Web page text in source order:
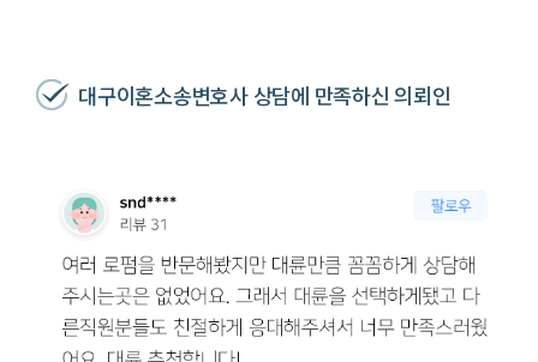
대구이혼소송변호사 상담에 만족하신 의뢰인